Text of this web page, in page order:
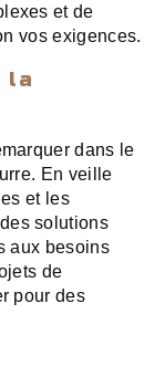
et de
vos exigences.
la
dans le
En veille
et les
solutions
aux besoins
de
pour des